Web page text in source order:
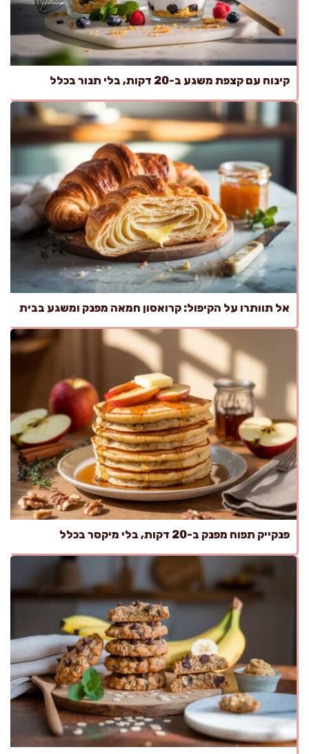
קינוח עם קצפת משגע ב-20 דקות, בלי תנור בכלל
אל תוותרו על הקיפול: קרואסון חמאה מפנק ומשגע בבית
פנקייק תפוח מפנק ב-20 דקות, בלי מיקסר בכלל